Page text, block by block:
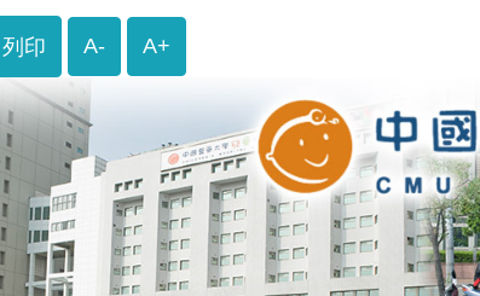
列印 A- A+